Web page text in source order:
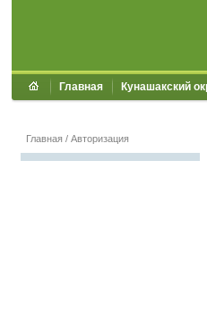
Главная Кунашакский
Главная / Авторизация